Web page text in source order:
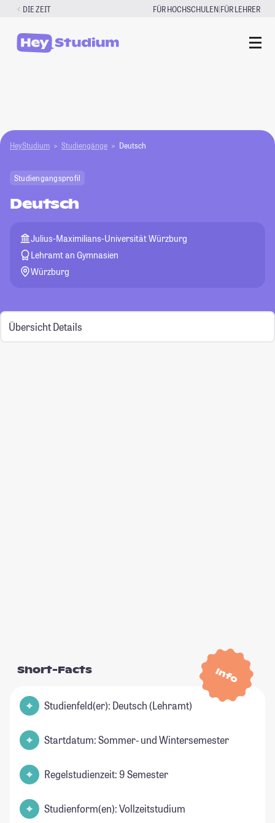
Zum
springen
DIE ZEIT FÜR HOCHSCHULEN|FÜR LEHRER
HeyStudium Studiengänge Deutsch
Studiengangsprofil
Deutsch
Julius-Maximilians-Universität Würzburg
Lehramt an Gymnasien
Würzburg
Übersicht Details
Info
Short-Facts
Studienfeld(er): Deutsch (Lehramt)
Startdatum: Sommer- und Wintersemester
Regelstudienzeit: 9 Semester
Studienform(en): Vollzeitstudium